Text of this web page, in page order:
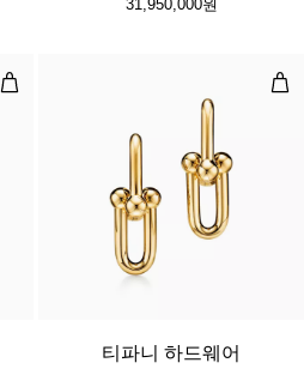
드롭 이어링, 화이트 골드, 다이아몬
2 소재
미
티파니 하드웨어